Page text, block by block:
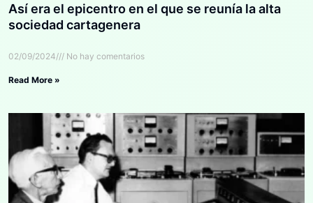
Así era el epicentro en el que se reunía la alta
sociedad cartagenera
02/09/2024 No hay comentarios
Read More »